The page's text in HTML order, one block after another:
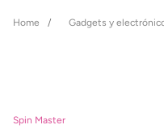
Gadgets y
Spin Master